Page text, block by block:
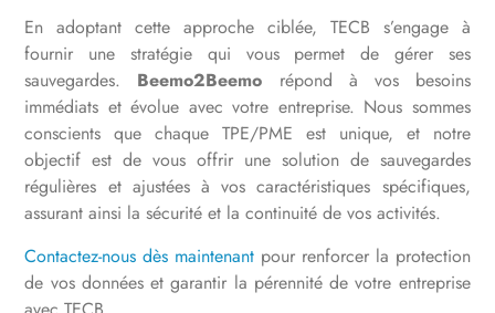
En adoptant cette approche ciblée, TECB s’engage à
fournir une stratégie qui vous permet de gérer ses
sauvegardes. Beemo2Beemo répond à vos besoins
immédiats et évolue avec votre entreprise. Nous sommes
conscients que chaque TPE/PME est unique, et notre
objectif est de vous offrir une solution de sauvegardes
régulières et ajustées à vos caractéristiques spécifiques,
assurant ainsi la sécurité et la continuité de vos activités.
Contactez-nous dès maintenant pour renforcer la protection
de vos données et garantir la pérennité de votre entreprise